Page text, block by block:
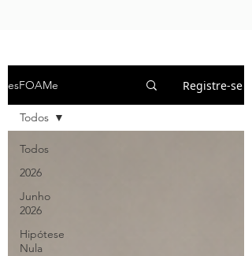
esFOAMe Registre-se
Todos
2026
Junho
2026
Hipótese
Nula
Todos